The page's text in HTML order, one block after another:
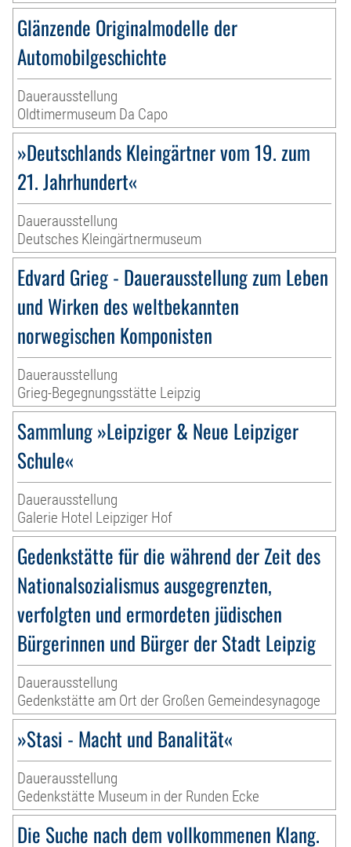
Glänzende Originalmodelle der
Automobilgeschichte
Dauerausstellung
Oldtimermuseum Da Capo
»Deutschlands Kleingärtner vom 19. zum
21. Jahrhundert«
Dauerausstellung
Deutsches Kleingärtnermuseum
Edvard Grieg - Dauerausstellung zum Leben
und Wirken des weltbekannten
norwegischen Komponisten
Dauerausstellung
Grieg-Begegnungsstätte Leipzig
Sammlung »Leipziger & Neue Leipziger
Schule«
Dauerausstellung
Galerie Hotel Leipziger Hof
Gedenkstätte für die während der Zeit des
Nationalsozialismus ausgegrenzten,
verfolgten und ermordeten jüdischen
Bürgerinnen und Bürger der Stadt Leipzig
Dauerausstellung
Gedenkstätte am Ort der Großen Gemeindesynagoge
»Stasi - Macht und Banalität«
Dauerausstellung
Gedenkstätte Museum in der Runden Ecke
Die Suche nach dem vollkommenen Klang.